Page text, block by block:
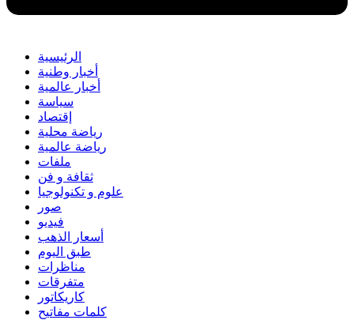
الرئيسية
أخبار وطنية
أخبار عالمية
سياسة
إقتصاد
رياضة محلية
رياضة عالمية
ملفات
ثقافة و فن
علوم و تكنولوجيا
صور
فيديو
أسعار الذهب
طبق اليوم
مناظرات
متفرقات
كاريكاتور
كلمات مفاتيح